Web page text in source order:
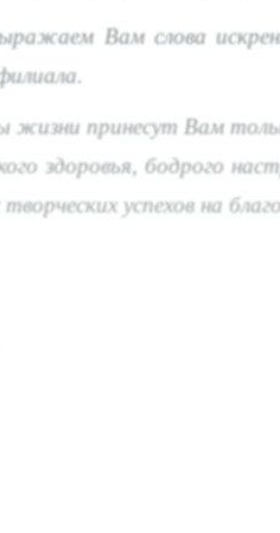
Вам слова
жизни принесут Вам
здоровья, бодрого
успехов на